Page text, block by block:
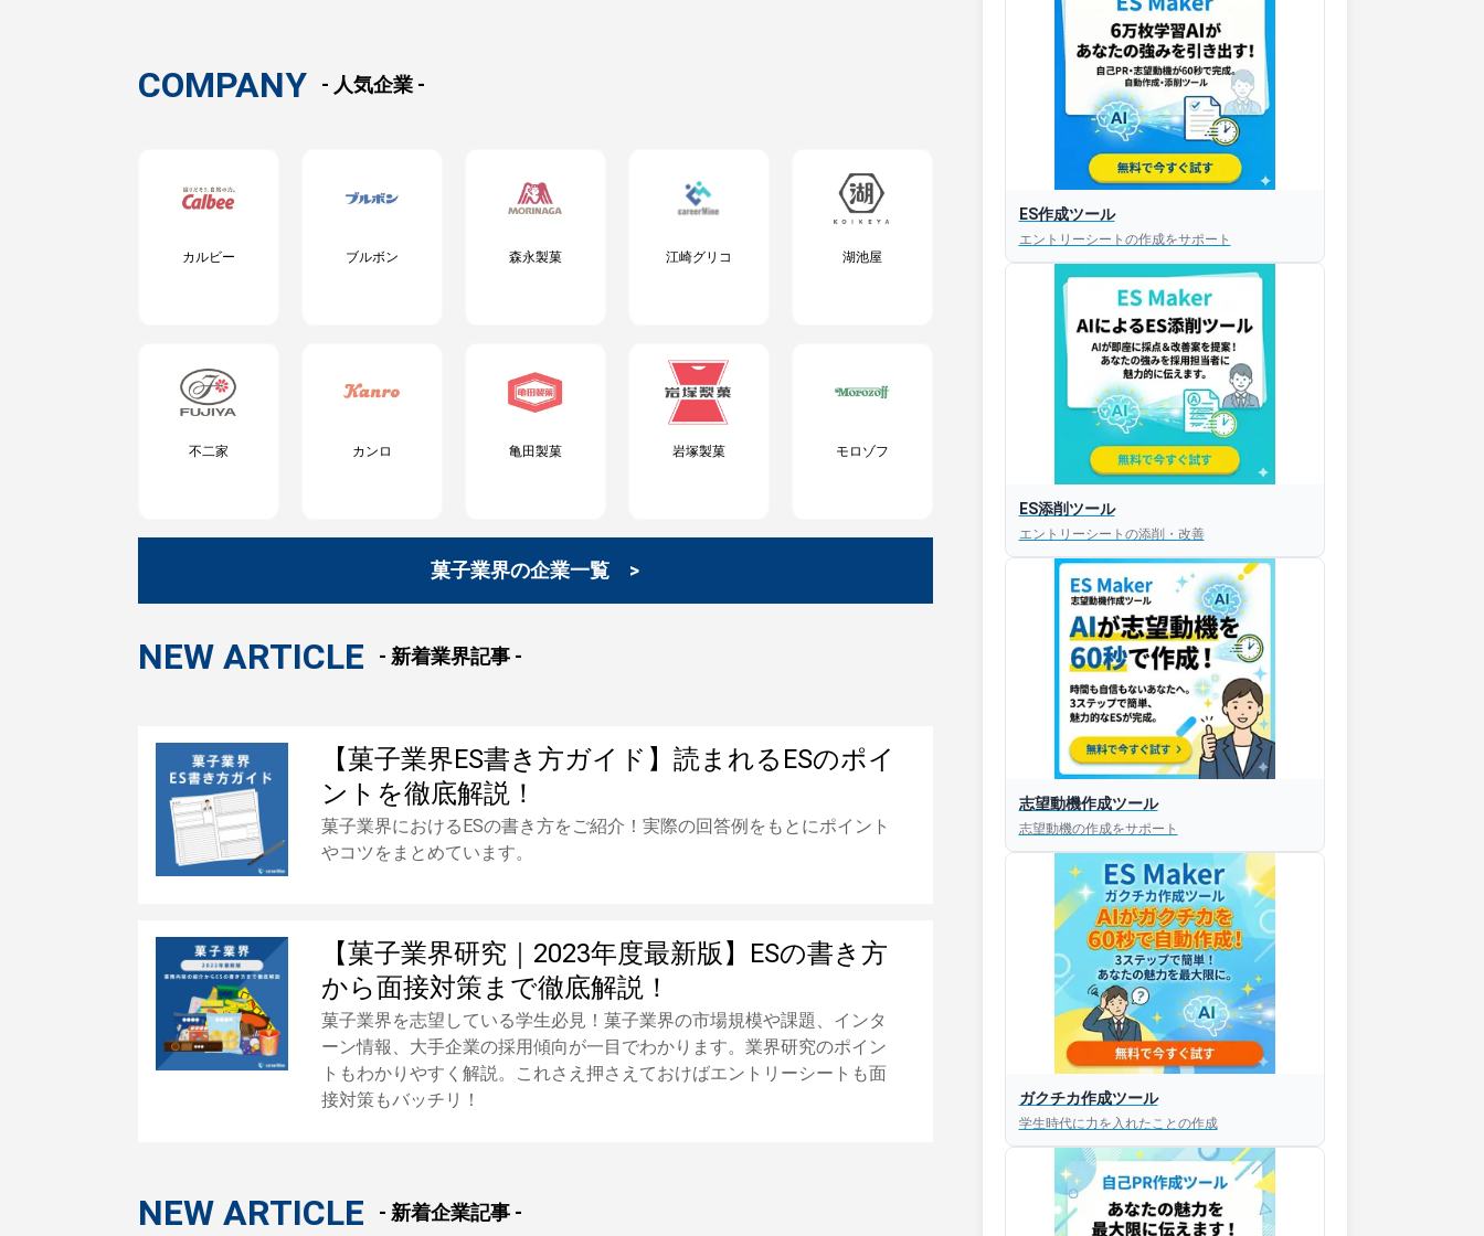
COMPANY - 人気企業 -
カルビー ブルボン 森永製菓 江崎グリコ 湖池屋
不二家 カンロ 亀田製菓 岩塚製菓 モロゾフ
菓子業界の企業一覧 >
NEW ARTICLE - 新着業界記事 -
【菓子業界ES書き方ガイド】読まれるESのポイ
ントを徹底解説！
菓子業界におけるESの書き方をご紹介！実際の回答例をもとにポイント
やコツをまとめています。
【菓子業界研究｜2023年度最新版】ESの書き方
から面接対策まで徹底解説！
菓子業界を志望している学生必見！菓子業界の市場規模や課題、インタ
ーン情報、大手企業の採用傾向が一目でわかります。業界研究のポイン
トもわかりやすく解説。これさえ押さえておけばエントリーシートも面
接対策もバッチリ！
NEW ARTICLE - 新着企業記事 -
ES作成ツール
エントリーシートの作成をサポート
ES添削ツール
エントリーシートの添削・改善
志望動機作成ツール
志望動機の作成をサポート
ガクチカ作成ツール
学生時代に力を入れたことの作成